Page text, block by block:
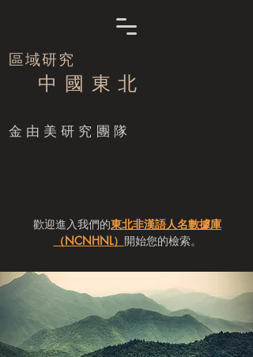
區域研究
中 國 東 北
​金由美研究團隊
歡迎進入我們的東北非漢語人名數據庫
（NCNHNL） 開始您的檢索。